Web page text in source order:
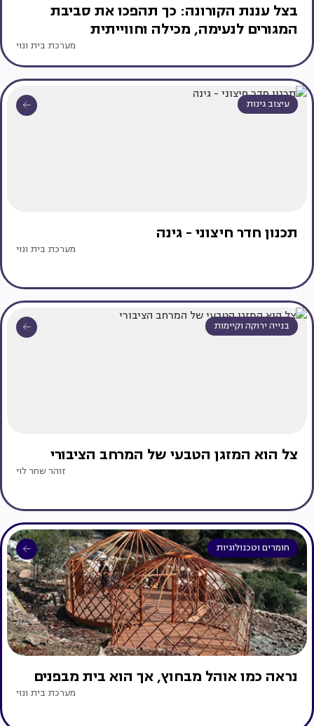
בצל עננת הקורונה: כך תהפכו את סביבת
המגורים לנעימה, מכילה וחווייתית
מערכת בית ונוי
עיצוב גינות
תכנון חדר חיצוני - גינה
מערכת בית ונוי
בנייה ירוקה וקיימות
צל הוא המזגן הטבעי של המרחב הציבורי
זוהר שחר לוי
חומרים וטכנולוגיות
נראה כמו אוהל מבחוץ, אך הוא בית מבפנים
מערכת בית ונוי